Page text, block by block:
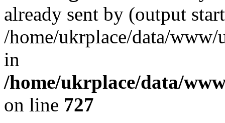
already sent by (output
/home/ukrplace/data/
in
/home/ukrplace/data/
on line 727